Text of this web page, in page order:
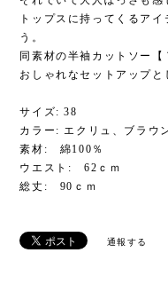
トップスに持ってくるア
う。
同素材の半袖カットソー
おしゃれなセットアップと
サイズ: 38
カラー: エクリュ、ブラウ
素材: 綿100％
ウエスト: 62ｃｍ
総丈: 90ｃｍ
通報する